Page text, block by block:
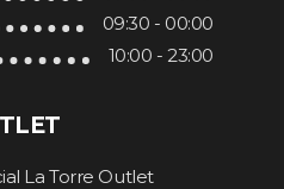
09:30 - 00:00
10:00 - 23:00
La Torre Outlet